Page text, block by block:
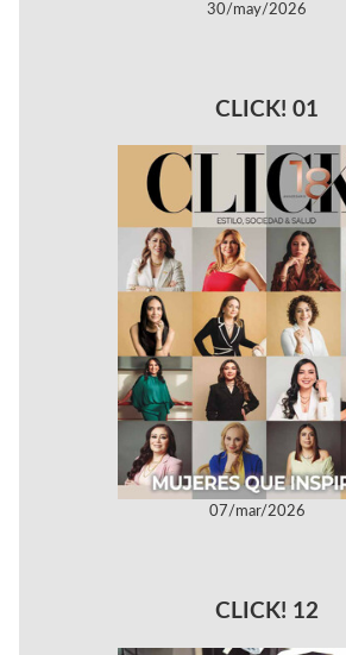
30/may/2026
CLICK! 01
07/mar/2026
CLICK! 12